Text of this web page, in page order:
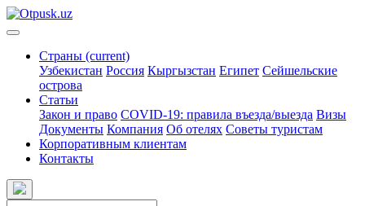
Страны (current)
Узбекистан Россия Кыргызстан Египет Сейшельские
острова
Статьи
Закон и право COVID-19: правила въезда/выезда Визы
Документы Компания Об отелях Советы туристам
Корпоративным клиентам
Контакты